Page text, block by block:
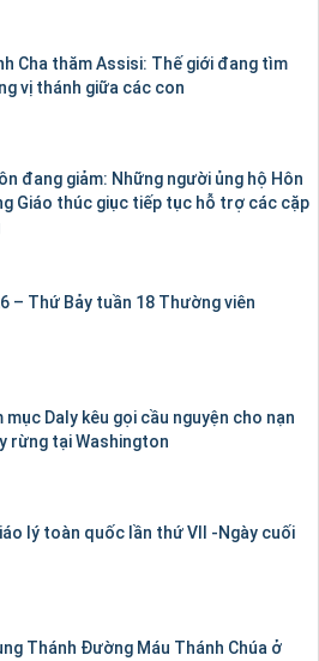
Cha thăm Assisi: Thế giới đang tìm
vị thánh giữa các con
đang giảm: Những người ủng hộ Hôn
Giáo thúc giục tiếp tục hỗ trợ các cặp
– Thứ Bảy tuần 18 Thường viên
mục Daly kêu gọi cầu nguyện cho nạn
rừng tại Washington
lý toàn quốc lần thứ VII -Ngày cuối
Thánh Ðường Máu Thánh Chúa ở